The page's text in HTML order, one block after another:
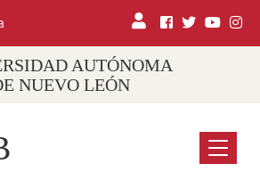
AUTÓNOMA
NUEVO LEÓN
Menu